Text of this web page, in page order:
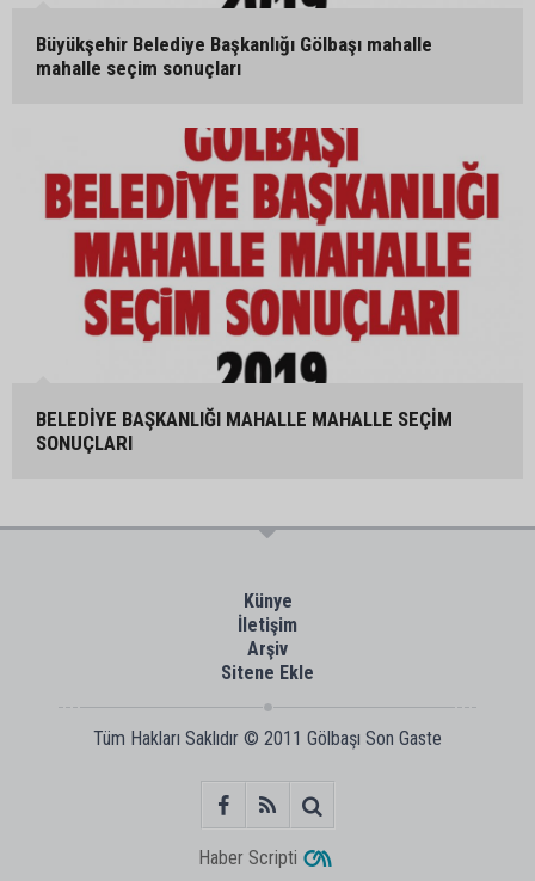
Büyükşehir Belediye Başkanlığı Gölbaşı mahalle
mahalle seçim sonuçları
BELEDİYE BAŞKANLIĞI MAHALLE MAHALLE SEÇİM
SONUÇLARI
Künye
İletişim
Arşiv
Sitene Ekle
Tüm Hakları Saklıdır © 2011 Gölbaşı Son Gaste
Haber Scripti